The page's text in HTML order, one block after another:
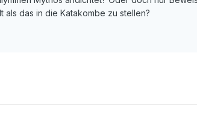
das in die Katakombe zu stellen?